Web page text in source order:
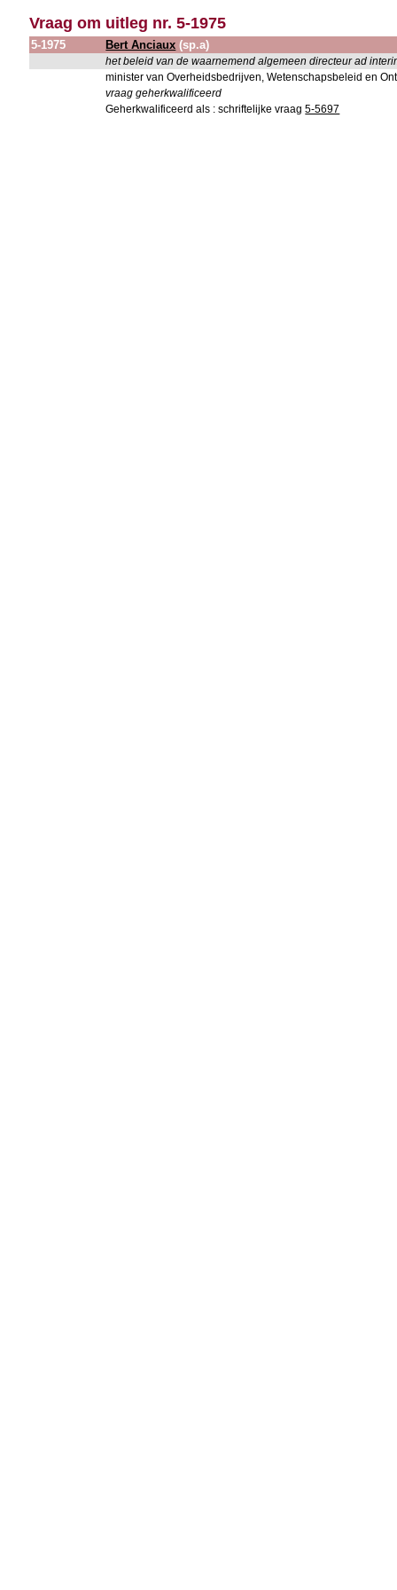
Vraag om uitleg nr. 5-1975
5-1975 Bert Anciaux (sp.a)
het beleid van de waarnemend algemeen directeur ad
minister van Overheidsbedrijven, Wetenschapsbeleid en
vraag geherkwalificeerd
Geherkwalificeerd als : schriftelijke vraag5-5697